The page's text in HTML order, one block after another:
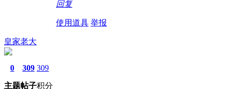
回复
使用道具 举报
皇家老大
0
主题
309
帖子
309
积分